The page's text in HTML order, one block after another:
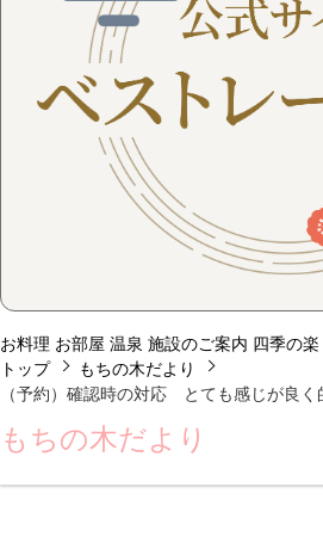
お料理 お部屋 温泉 施設のご案内 四季の
トップ
もちの木だより
（予約）確認時の対応 とても感じが良く
もちの木だより